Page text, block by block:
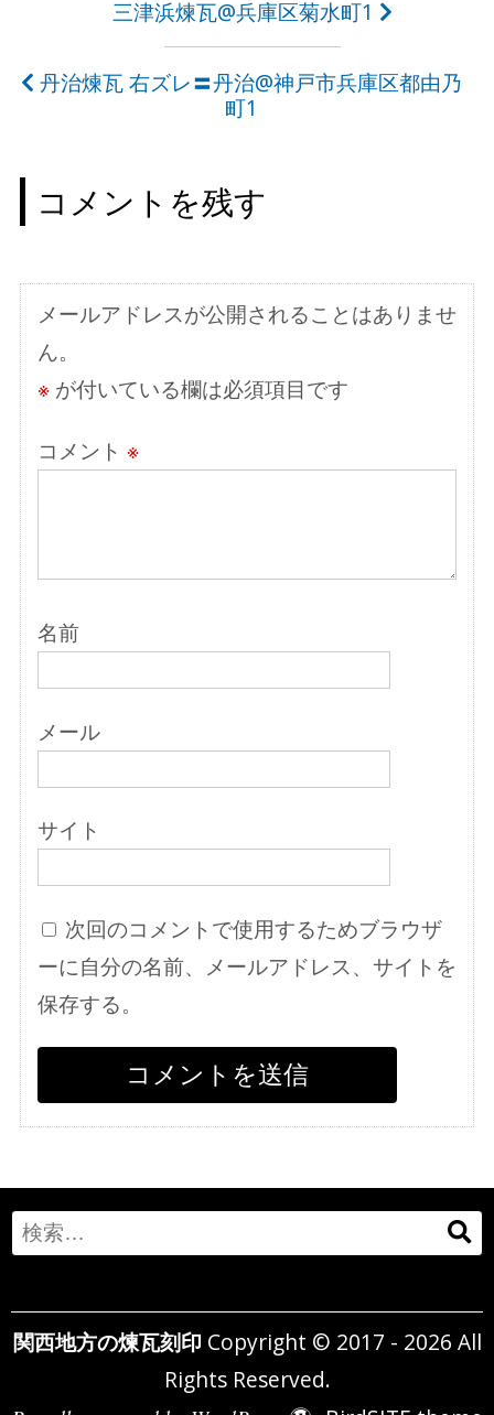
ナ
ゲ
ー
ョ
ン
三津浜煉瓦@兵庫区菊水町1
丹治煉瓦 右ズレ〓丹治@神戸市兵庫区都由乃
町1
コメントを残す
メールアドレスが公開されることはありませ
ん。
※が付いている欄は必須項目です
コメント ※
名前
メール
サイト
次回のコメントで使用するためブラウザ
ーに自分の名前、メールアドレス、サイトを
保存する。
Search
for:
関西地方の煉瓦刻印 Copyright © 2017 - 2026 All
Rights Reserved.